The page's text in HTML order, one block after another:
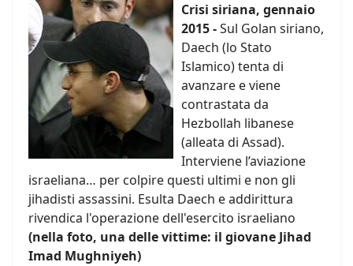
Crisi siriana, gennaio
2015 -Sul Golan siriano,
Daech (lo Stato
Islamico) tenta di
avanzare e viene
contrastata da
Hezbollah libanese
(alleata di Assad).
Interviene l’aviazione
israeliana… per colpire questi ultimi e non gli
jihadisti assassini. Esulta Daech e addirittura
rivendica l'operazione dell'esercito israeliano
(nella foto, una delle vittime: il giovane Jihad
Imad Mughniyeh)